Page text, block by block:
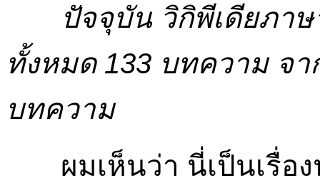
ปัจจุบัน วิกิพีเดียภาษ
ทั้งหมด 133 บทความ จ
บทความ
ผมเห็นว่า นี่เป็นเรื่อง